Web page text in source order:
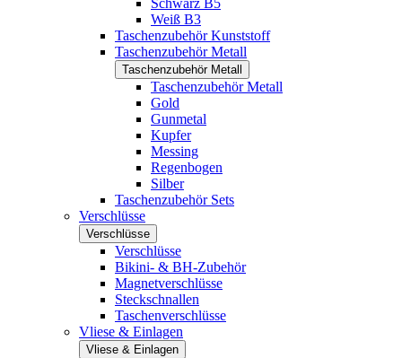
Schwarz B5
Weiß B3
Taschenzubehör Kunststoff
Taschenzubehör Metall
Taschenzubehör Metall
Taschenzubehör Metall
Gold
Gunmetal
Kupfer
Messing
Regenbogen
Silber
Taschenzubehör Sets
Verschlüsse
Verschlüsse
Verschlüsse
Bikini- & BH-Zubehör
Magnetverschlüsse
Steckschnallen
Taschenverschlüsse
Vliese & Einlagen
Vliese & Einlagen